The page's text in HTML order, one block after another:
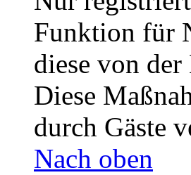
Funktion für
diese von
Diese
durch Gäste
Nach oben